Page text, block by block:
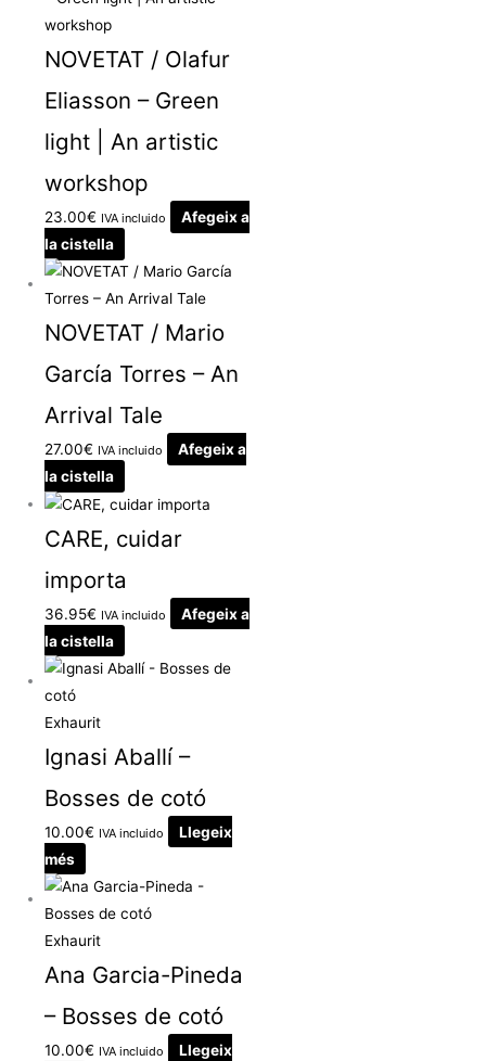
NOVETAT / Olafur
Eliasson – Green
light | An artistic
workshop
23.00€ IVA incluido
Afegeix a
la cistella
NOVETAT / Mario
García Torres – An
Arrival Tale
27.00€ IVA incluido
Afegeix a
la cistella
CARE, cuidar
importa
36.95€ IVA incluido
Afegeix a
la cistella
Exhaurit
Ignasi Aballí –
Bosses de cotó
10.00€ IVA incluido
Llegeix
més
Exhaurit
Ana Garcia-Pineda
– Bosses de cotó
10.00€ IVA incluido
Llegeix